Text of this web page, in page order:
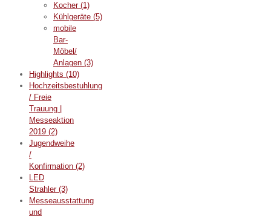
Kocher (1)
Kühlgeräte (5)
mobile
Bar-
Möbel/
Anlagen (3)
Highlights (10)
Hochzeitsbestuhlung
/ Freie
Trauung |
Messeaktion
2019 (2)
Jugendweihe
/
Konfirmation (2)
LED
Strahler (3)
Messeausstattung
und